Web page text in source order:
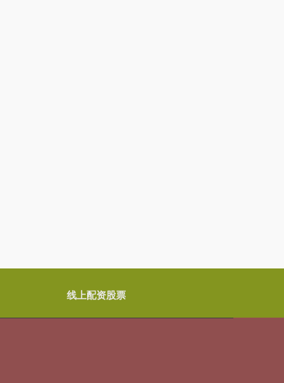
线上配资股票